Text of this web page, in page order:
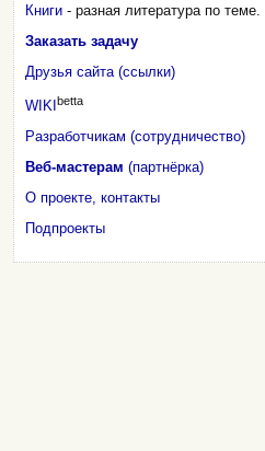
Книги - разная литература по теме.
Заказать задачу
Друзья сайта (ссылки)
WIKI betta
Разработчикам (сотрудничество)
Веб-мастерам (партнёрка)
О проекте, контакты
Подпроекты